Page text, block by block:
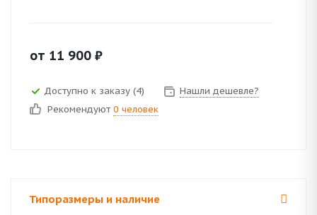
от 11 900 ₽
Доступно к заказу (4)
Нашли дешевле?
Рекомендуют 0 человек
Типоразмеры и наличие